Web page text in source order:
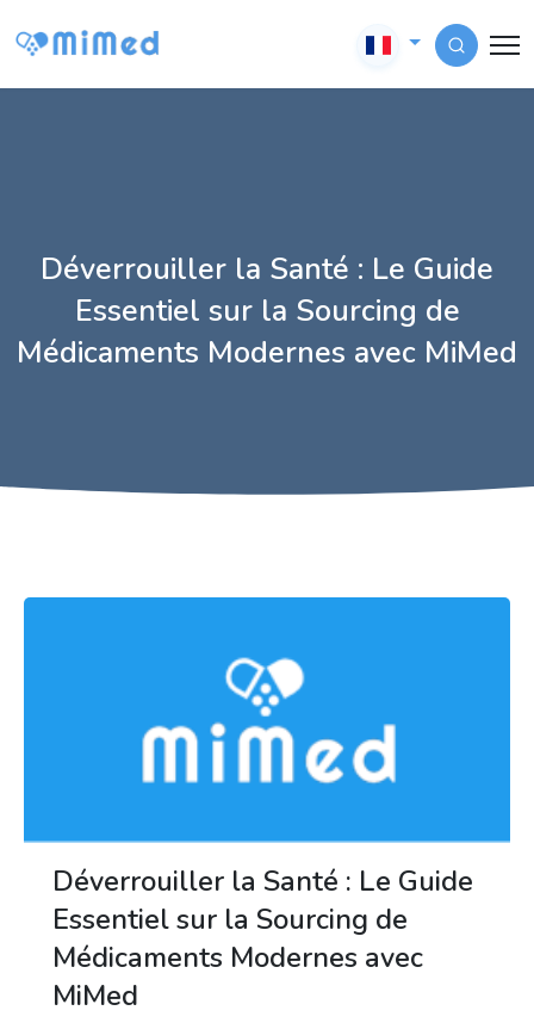
Déverrouiller la Santé : Le Guide
Essentiel sur la Sourcing de
Médicaments Modernes avec MiMed
Déverrouiller la Santé : Le Guide
Essentiel sur la Sourcing de
Médicaments Modernes avec
MiMed